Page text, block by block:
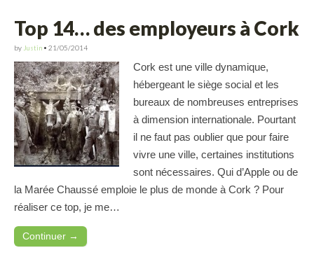
Top 14… des employeurs à Cork
by Justin • 21/05/2014
Cork est une ville dynamique,
hébergeant le siège social et les
bureaux de nombreuses entreprises
à dimension internationale. Pourtant
il ne faut pas oublier que pour faire
vivre une ville, certaines institutions
sont nécessaires. Qui d’Apple ou de
la Marée Chaussé emploie le plus de monde à Cork ? Pour
réaliser ce top, je me…
Continuer →